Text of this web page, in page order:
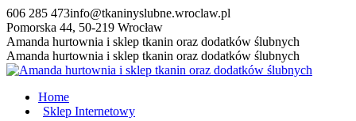
Przewiń
do
zawartości
606 285 473info@tkaninyslubne.wroclaw.pl
Pomorska 44, 50-219 Wrocław
Facebook
page
opens
new
window
Amanda hurtownia i sklep tkanin oraz dodatków ślubnych
Amanda hurtownia i sklep tkanin oraz dodatków ślubnych
Home
Sklep Internetowy